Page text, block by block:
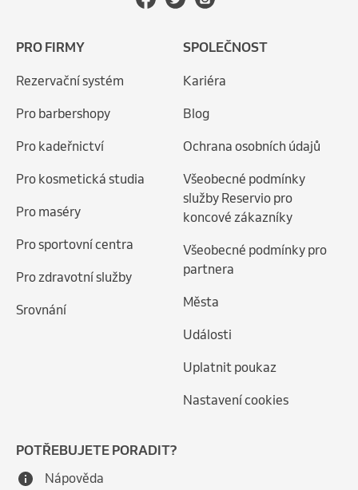
PRO FIRMY
Rezervační systém
Pro barbershopy
Pro kadeřnictví
Pro kosmetická studia
Pro maséry
Pro sportovní centra
Pro zdravotní služby
Srovnání
SPOLEČNOST
Kariéra
Blog
Ochrana osobních údajů
Všeobecné podmínky
služby Reservio pro
koncové zákazníky
Všeobecné podmínky pro
partnera
Města
Události
Uplatnit poukaz
Nastavení cookies
POTŘEBUJETE PORADIT?
Nápověda